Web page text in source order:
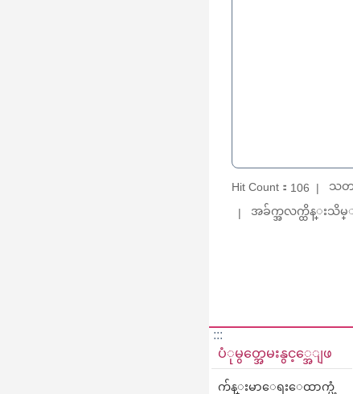
Hit Count： 106 သတ
အခ်က္အလက္ထိန္းသိမ္း：
:::
ပံုမွတ္အေမးနွင့္အေျဖ
က်န္းမာေရးေထာက္ပံ့